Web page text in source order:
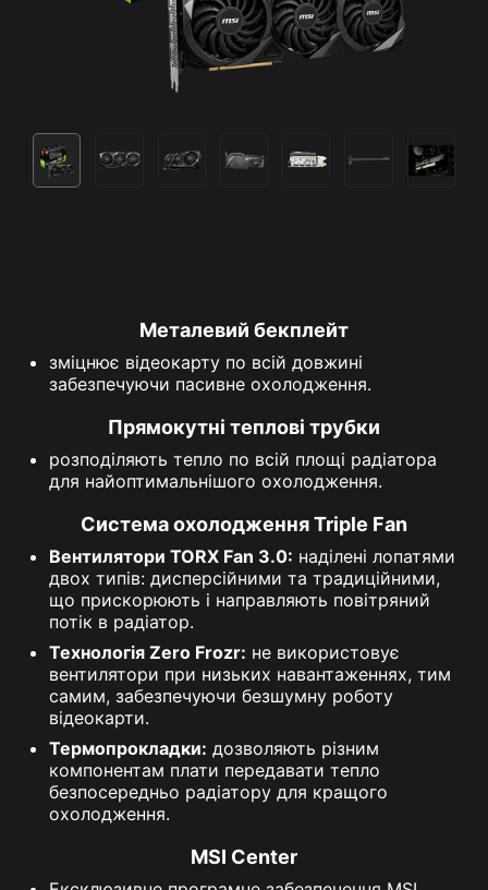
Металевий бекплейт
зміцнює відеокарту по всій довжині
забезпечуючи пасивне охолодження.
Прямокутні теплові трубки
розподіляють тепло по всій площі радіатора
для найоптимальнішого охолодження.
Система охолодження Triple Fan
Вентилятори TORX Fan 3.0: наділені лопатями
двох типів: дисперсійними та традиційними,
що прискорюють і направляють повітряний
потік в радіатор.
Технологія Zero Frozr: не використовує
вентилятори при низьких навантаженнях, тим
самим, забезпечуючи безшумну роботу
відеокарти.
Термопрокладки: дозволяють різним
компонентам плати передавати тепло
безпосередньо радіатору для кращого
охолодження.
MSI Center